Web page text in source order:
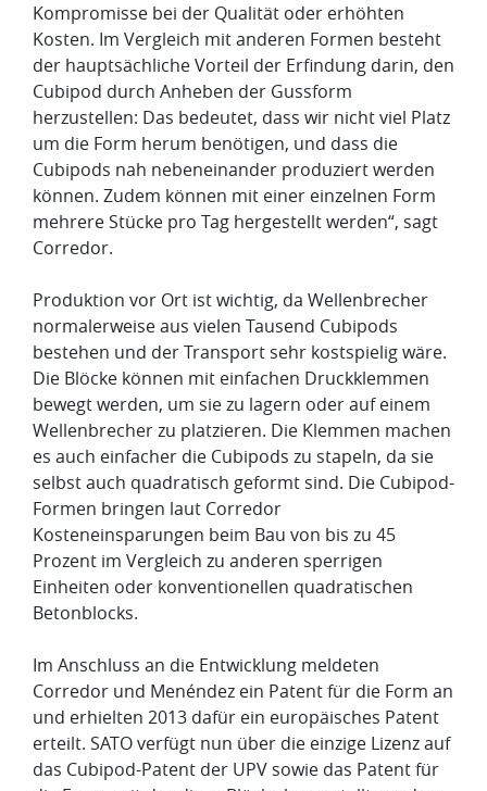
Kompromisse bei der Qualität oder erhöhten
Kosten. Im Vergleich mit anderen Formen besteht
der hauptsächliche Vorteil der Erfindung darin, den
Cubipod durch Anheben der Gussform
herzustellen: Das bedeutet, dass wir nicht viel Platz
um die Form herum benötigen, und dass die
Cubipods nah nebeneinander produziert werden
können. Zudem können mit einer einzelnen Form
mehrere Stücke pro Tag hergestellt werden“, sagt
Corredor.
Produktion vor Ort ist wichtig, da Wellenbrecher
normalerweise aus vielen Tausend Cubipods
bestehen und der Transport sehr kostspielig wäre.
Die Blöcke können mit einfachen Druckklemmen
bewegt werden, um sie zu lagern oder auf einem
Wellenbrecher zu platzieren. Die Klemmen machen
es auch einfacher die Cubipods zu stapeln, da sie
selbst auch quadratisch geformt sind. Die Cubipod-
Formen bringen laut Corredor
Kosteneinsparungen beim Bau von bis zu 45
Prozent im Vergleich zu anderen sperrigen
Einheiten oder konventionellen quadratischen
Betonblocks.
Im Anschluss an die Entwicklung meldeten
Corredor und Menéndez ein Patent für die Form an
und erhielten 2013 dafür ein europäisches Patent
erteilt. SATO verfügt nun über die einzige Lizenz auf
das Cubipod-Patent der UPV sowie das Patent für